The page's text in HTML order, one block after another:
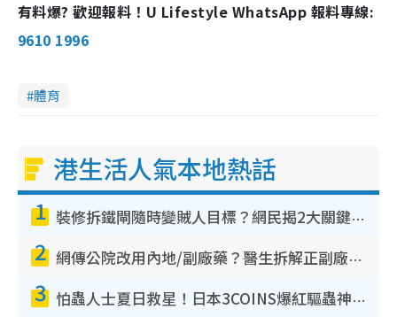
有料爆? 歡迎報料！U Lifestyle WhatsApp 報料專線:
9610 1996
體育
港生活人氣本地熱話
1 裝修拆鐵閘隨時變賊人目標？網民揭2大關鍵用途：裝新式等於白裝？附新舊鐵閘分別
2 網傳公院改用內地/副廠藥？醫生拆解正副廠分別 揭4類人換藥隨時出事
3 怕蟲人士夏日救星！日本3COINS爆紅驅蟲神器$45起 1招「全程免觸碰」輕鬆搞定小強